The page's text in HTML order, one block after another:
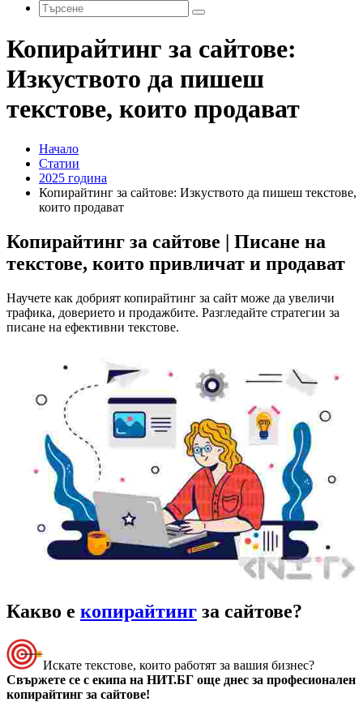
Копирайтинг за сайтове:
Изкуството да пишеш
текстове, които продават
Начало
Статии
2025 година
Копирайтинг за сайтове: Изкуството да пишеш текстове,
които продават
Копирайтинг за сайтове | Писане на
текстове, които привличат и продават
Научете как добрият копирайтинг за сайт може да увеличи
трафика, доверието и продажбите. Разгледайте стратегии за
писане на ефективни текстове.
Какво е копирайтинг за сайтове?
Искате текстове, които работят за вашия бизнес?
Свържете се с екипа на НИТ.БГ още днес за професионален
копирайтинг за сайтове!